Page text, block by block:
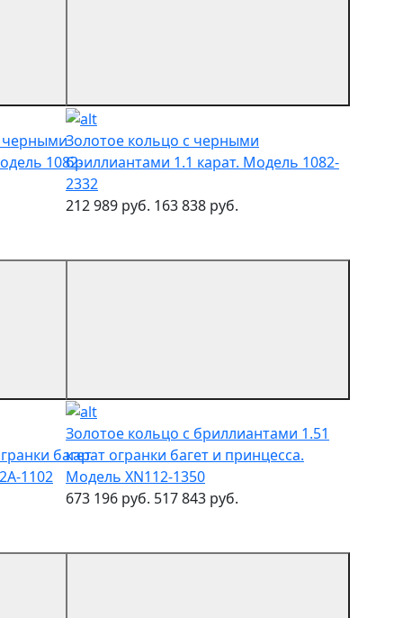
черными
1082-
Золотое кольцо с черными
бриллиантами 1.1 карат. Модель 1082-
2332
212 989 руб. 163 838 руб.
багет
1102
Золотое кольцо с бриллиантами 1.51
карат огранки багет и принцесса.
Модель XN112-1350
673 196 руб. 517 843 руб.